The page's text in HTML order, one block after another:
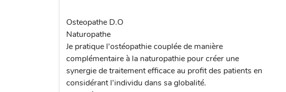
Osteopathe D.O
Naturopathe
Je pratique l'ostéopathie couplée de manière
complémentaire à la naturopathie pour créer une
synergie de traitement efficace au profit des patients en
considérant l'individu dans sa globalité.